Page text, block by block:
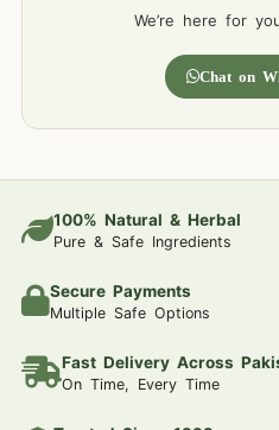
We’re here for
Chat on
100% Natural & Herbal
Pure & Safe Ingredients
Secure Payments
Multiple Safe Options
Fast Delivery Across
On Time, Every Time